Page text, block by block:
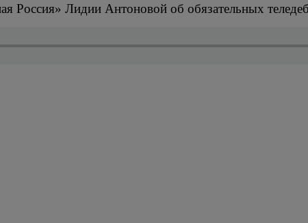
Россия» Лидии Антоновой об обязательных